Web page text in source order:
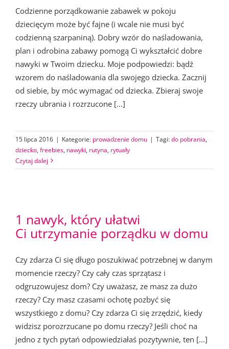
Codzienne porządkowanie zabawek w pokoju
dziecięcym może być fajne (i wcale nie musi być
codzienną szarpaniną). Dobry wzór do naśladowania,
plan i odrobina zabawy pomogą Ci wykształcić dobre
nawyki w Twoim dziecku. Moje podpowiedzi: bądź
wzorem do naśladowania dla swojego dziecka. Zacznij
od siebie, by móc wymagać od dziecka. Zbieraj swoje
rzeczy ubrania i rozrzucone [...]
15 lipca 2016 | Kategorie: prowadzenie domu | Tagi:do pobrania,
dziecko, freebies, nawyki, rutyna, rytuały
Czytaj dalej
1 nawyk, który ułatwi
Ci utrzymanie porządku w domu
Czy zdarza Ci się długo poszukiwać potrzebnej w danym
momencie rzeczy? Czy cały czas sprzątasz i
odgruzowujesz dom? Czy uważasz, ze masz za dużo
rzeczy? Czy masz czasami ochotę pozbyć się
wszystkiego z domu? Czy zdarza Ci się zrzędzić, kiedy
widzisz porozrzucane po domu rzeczy? Jeśli choć na
jedno z tych pytań odpowiedziałaś pozytywnie, ten [...]